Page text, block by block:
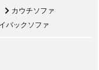
カウチソファ
バックソファ